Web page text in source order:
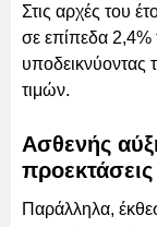
Στις αρχές του
σε επίπεδα 2,4%
υποδεικνύοντας
τιμών.
Ασθενής
προεκτάσεις
Παράλληλα,